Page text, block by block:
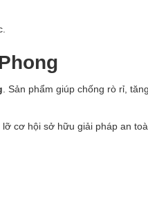
. Sản phẩm giúp chống rò rỉ, tăng
cơ hội sở hữu giải pháp an